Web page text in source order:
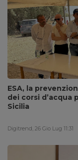
ESA, la
dei corsi d’acqua
Sicilia
Digitrend, 26 Gio Lug 11:31